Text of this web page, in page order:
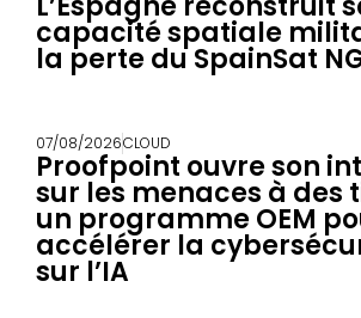
capacité spatiale
la perte du SpainSat
07/08/2026CLOUD
Proofpoint ouvre son
sur les menaces à des
un programme OEM
accélérer la
sur l’IA